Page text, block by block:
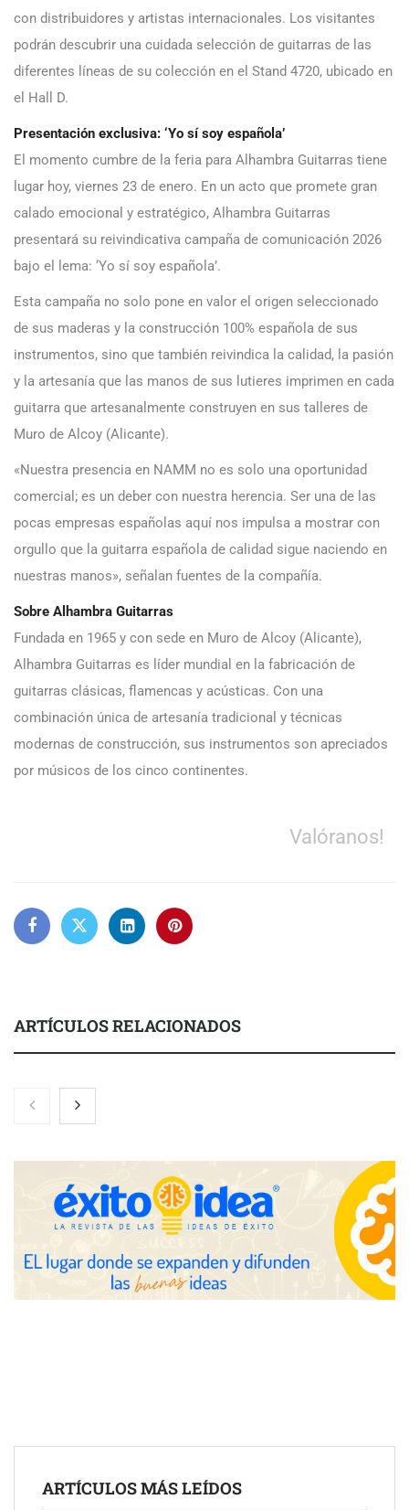
con distribuidores y artistas internacionales. Los visitantes
podrán descubrir una cuidada selección de guitarras de las
diferentes líneas de su colección en el Stand 4720, ubicado en
el Hall D.
Presentación exclusiva: ‘Yo sí soy española’
El momento cumbre de la feria para Alhambra Guitarras tiene
lugar hoy, viernes 23 de enero. En un acto que promete gran
calado emocional y estratégico, Alhambra Guitarras
presentará su reivindicativa campaña de comunicación 2026
bajo el lema: ‘Yo sí soy española’.
Esta campaña no solo pone en valor el origen seleccionado
de sus maderas y la construcción 100% española de sus
instrumentos, sino que también reivindica la calidad, la pasión
y la artesanía que las manos de sus lutieres imprimen en cada
guitarra que artesanalmente construyen en sus talleres de
Muro de Alcoy (Alicante).
«Nuestra presencia en NAMM no es solo una oportunidad
comercial; es un deber con nuestra herencia. Ser una de las
pocas empresas españolas aquí nos impulsa a mostrar con
orgullo que la guitarra española de calidad sigue naciendo en
nuestras manos», señalan fuentes de la compañía.
Sobre Alhambra Guitarras
Fundada en 1965 y con sede en Muro de Alcoy (Alicante),
Alhambra Guitarras es líder mundial en la fabricación de
guitarras clásicas, flamencas y acústicas. Con una
combinación única de artesanía tradicional y técnicas
modernas de construcción, sus instrumentos son apreciados
por músicos de los cinco continentes.
Valóranos!
ARTÍCULOS RELACIONADOS
COMPALISS de LYSOTRIC: cuando un solo producto multiplica
las posibilidades del salón profesional
Fundación Mapfre y CISE lanzan el concurso ‘Talento Sénior’
para impulsar ideas innovadoras creadas por y para mayores
de 50 años
ARTÍCULOS MÁS LEÍDOS